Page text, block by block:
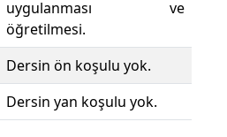
uygulanması ve
öğretilmesi.
Dersin ön koşulu yok.
Dersin yan koşulu yok.